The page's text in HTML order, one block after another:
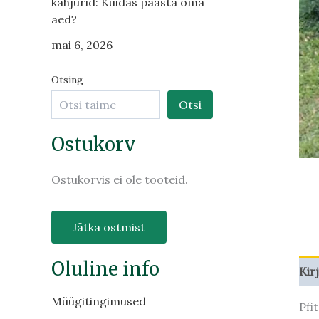
aed?
mai 6, 2026
Otsing
Otsi
Ostukorv
Ostukorvis ei ole tooteid.
Jätka ostmist
Oluline info
Müügitingimused